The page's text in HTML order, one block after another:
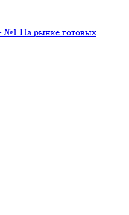
На рынке готовых